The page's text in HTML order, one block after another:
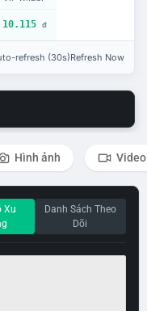
10.115 đ
refresh (30s)Refresh Now
Hình ảnh Video
Xu
Danh Sách Theo
Dõi